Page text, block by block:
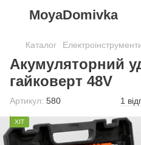
MoyaDomivka
Каталог
Акумуляторний
гайковерт 48V
Артикул: 580 1
ХІТ